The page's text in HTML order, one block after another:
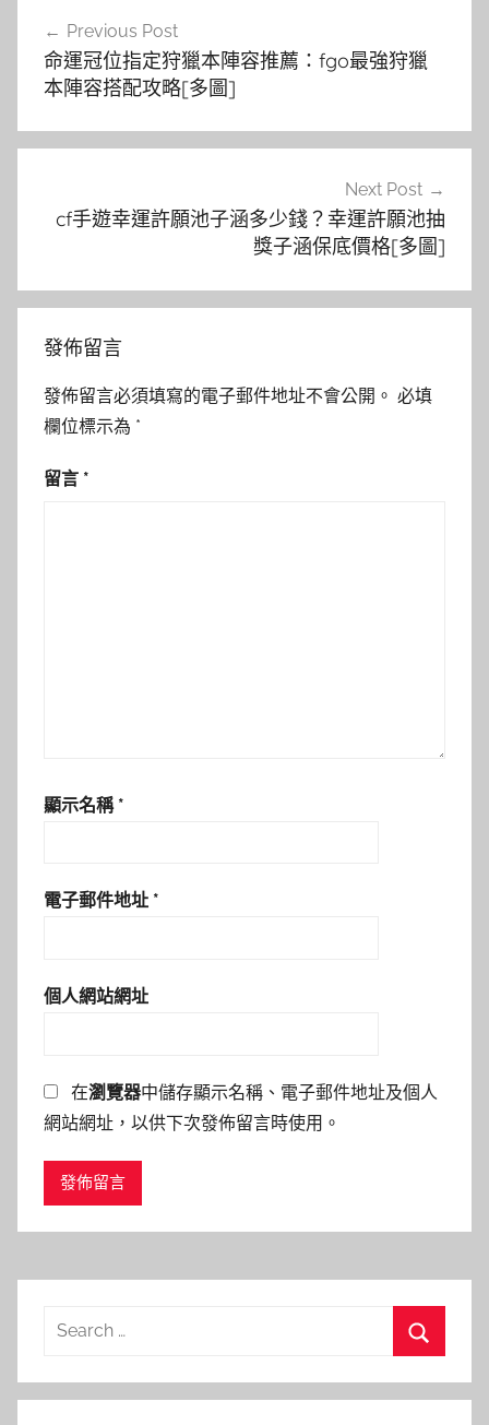
章
導
覽
Previous Post
命運冠位指定狩獵本陣容推薦：fgo最強狩獵
本陣容搭配攻略[多圖]
Next Post
cf手遊幸運許願池子涵多少錢？幸運許願池抽
獎子涵保底價格[多圖]
發佈留言
發佈留言必須填寫的電子郵件地址不會公開。 必填
欄位標示為 *
留言 *
顯示名稱 *
電子郵件地址 *
個人網站網址
在瀏覽器中儲存顯示名稱、電子郵件地址及個人
網站網址，以供下次發佈留言時使用。
Search